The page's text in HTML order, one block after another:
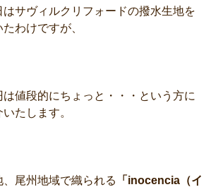
サヴィルクリフォードの撥水生地を
わけですが、
は値段的にちょっと・・・という方に
たします。
尾州地域で織られる
「inocencia（イ